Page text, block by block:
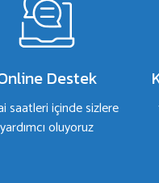
Destek
saatleri içinde sizlere
yardımcı oluyoruz